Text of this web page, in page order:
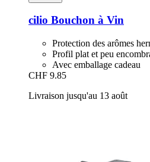
cilio Bouchon à Vin
Protection des arômes
Profil plat et peu
Avec emballage cadeau
CHF 9.85
Livraison jusqu'au 13 août